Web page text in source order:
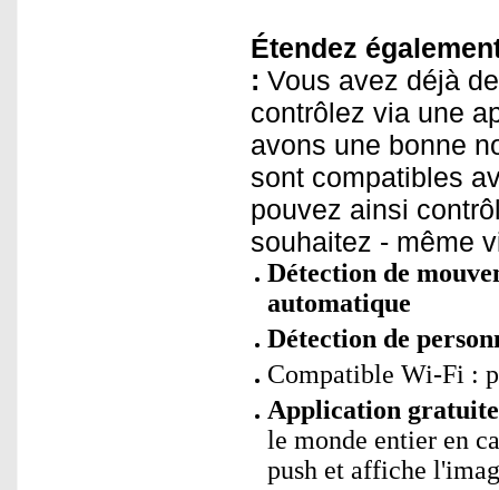
Étendez
: Vous avez déjà
contrôlez via une
avons une bonne
sont compatibles
pouvez ainsi
souhaitez - même
Détection de
automatique
Détection de
Compatible Wi-Fi :
Application
le monde entier en
push et affiche